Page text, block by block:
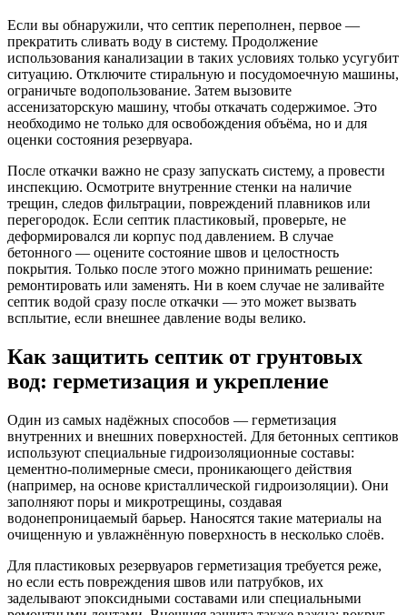
Если вы обнаружили, что септик переполнен, первое —
прекратить сливать воду в систему. Продолжение
использования канализации в таких условиях только усугубит
ситуацию. Отключите стиральную и посудомоечную машины,
ограничьте водопользование. Затем вызовите
ассенизаторскую машину, чтобы откачать содержимое. Это
необходимо не только для освобождения объёма, но и для
оценки состояния резервуара.
После откачки важно не сразу запускать систему, а провести
инспекцию. Осмотрите внутренние стенки на наличие
трещин, следов фильтрации, повреждений плавников или
перегородок. Если септик пластиковый, проверьте, не
деформировался ли корпус под давлением. В случае
бетонного — оцените состояние швов и целостность
покрытия. Только после этого можно принимать решение:
ремонтировать или заменять. Ни в коем случае не заливайте
септик водой сразу после откачки — это может вызвать
всплытие, если внешнее давление воды велико.
Как защитить септик от грунтовых
вод: герметизация и укрепление
Один из самых надёжных способов — герметизация
внутренних и внешних поверхностей. Для бетонных септиков
используют специальные гидроизоляционные составы:
цементно-полимерные смеси, проникающего действия
(например, на основе кристаллической гидроизоляции). Они
заполняют поры и микротрещины, создавая
водонепроницаемый барьер. Наносятся такие материалы на
очищенную и увлажнённую поверхность в несколько слоёв.
Для пластиковых резервуаров герметизация требуется реже,
но если есть повреждения швов или патрубков, их
заделывают эпоксидными составами или специальными